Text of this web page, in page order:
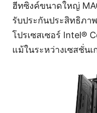
ฮีทซิงค์ขนาดใหญ่
รับประกันประสิทธิภา
โปรเซสเซอร์ Intel®
แม้ในระหว่างเซสชั่น